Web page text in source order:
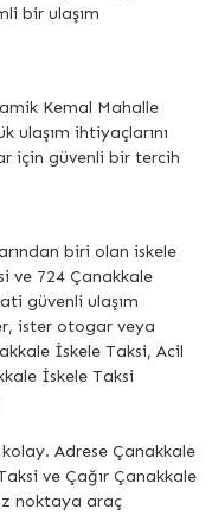
bir ulaşım
Kemal Mahalle
ulaşım ihtiyaçlarını
için güvenli bir tercih
biri olan iskele
ve 724 Çanakkale
güvenli ulaşım
ister otogar veya
İskele Taksi, Acil
İskele Taksi
Adrese Çanakkale
ve Çağır Çanakkale
noktaya araç